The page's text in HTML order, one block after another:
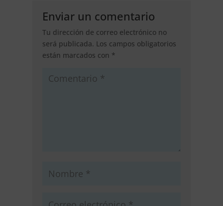
Enviar un comentario
Tu dirección de correo electrónico no
será publicada. Los campos obligatorios
están marcados con *